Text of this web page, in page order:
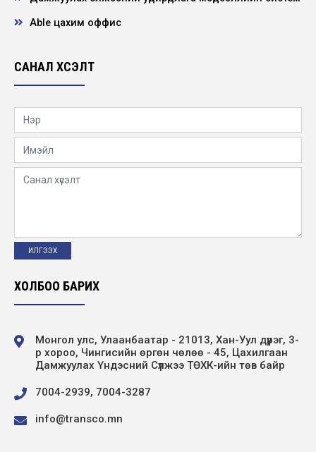
2026-01-22
“Эрчим хүчний сүлжээний найдвартай
ТӨХК-и...
Нээлттэй ажлын байр - Улаанбаатар
Able цахим оффис
САНАЛ ХҮСЭЛТ
ХОЛБОО БАРИХ
Монгол улс, Улаанбаатар - 21013, Хан-Уул дүүрэг, 3-
р хороо, Чингисийн өргөн чөлөө - 45, Цахилгаан
Дамжуулах Үндэсний Сүлжээ ТӨХК-ийн төв байр
7004-2939, 7004-3287
info@transco.mn